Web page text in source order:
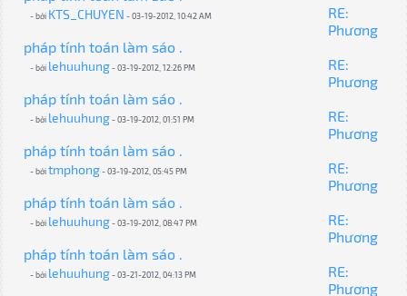
- bởi KTS_CHUYEN - 03-19-2012, 10:42 AM
RE:
Phương
pháp tính toán làm sáo .
- bởi lehuuhung- 03-19-2012, 12:26 PM
RE:
Phương
pháp tính toán làm sáo .
- bởi lehuuhung- 03-19-2012, 01:51 PM
RE:
Phương
pháp tính toán làm sáo .
- bởitmphong- 03-19-2012, 05:45 PM
RE:
Phương
pháp tính toán làm sáo .
- bởi lehuuhung- 03-19-2012, 08:47 PM
RE:
Phương
pháp tính toán làm sáo .
- bởi lehuuhung- 03-21-2012, 04:13 PM
RE:
Phương